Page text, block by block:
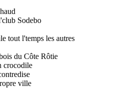
Sodebo
tout l'temps les autres
du Côte Rôtie
crocodile
ville